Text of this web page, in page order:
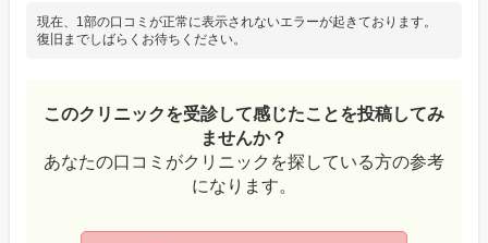
現在、1部の口コミが正常に表示されないエラーが起きております。
復旧までしばらくお待ちください。
このクリニックを受診して感じたことを投稿してみ
ませんか？
あなたの口コミがクリニックを探している方の参考
になります。